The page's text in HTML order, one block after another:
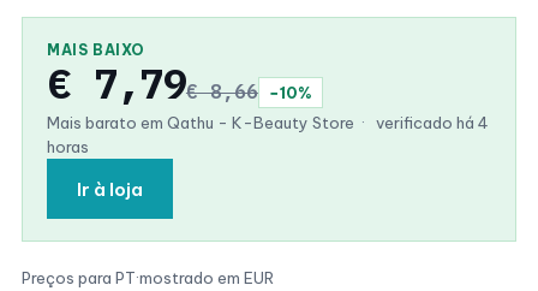
MAIS BAIXO
€ 7,79€ 8,66
−10%
Mais barato em Qathu - K-Beauty Store ·
verificado há 4
horas
Ir à loja
Preços para PT·mostrado em EUR